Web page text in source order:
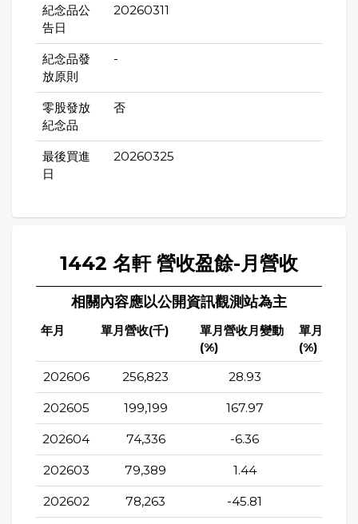
紀念品公
告日
20260311
紀念品發
放原則
-
零股發放
紀念品
否
最後買進
日
20260325
1442 名軒 營收盈餘-月營收
相關內容應以公開資訊觀測站為主
年月 單月營收(千)
單月營收月變動
(%)
單月營收
(%)
202606 256,823 28.93
202605 199,199 167.97
202604 74,336 -6.36
202603 79,389 1.44
202602 78,263 -45.81